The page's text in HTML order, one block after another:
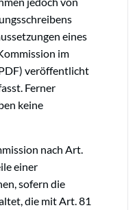
eines
im
veröffentlicht
Ferner
keine
nach Art.
einer
sofern die
die mit Art. 81